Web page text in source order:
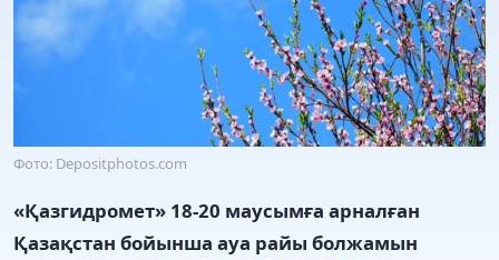
Фото: Depositphotos.com
«Қазгидромет» 18-20 маусымға арналған
Қазақстан бойынша ауа райы болжамын